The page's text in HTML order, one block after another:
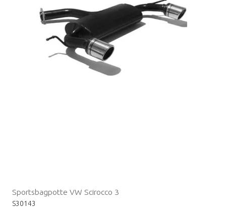
Sportsbagpotte VW Scirocco 3
S30143